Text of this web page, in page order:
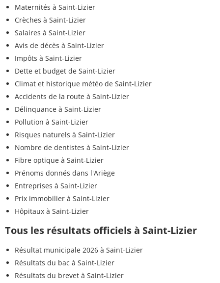
Maternités à Saint-Lizier
Crèches à Saint-Lizier
Salaires à Saint-Lizier
Avis de décès à Saint-Lizier
Impôts à Saint-Lizier
Dette et budget de Saint-Lizier
Climat et historique météo de Saint-Lizier
Accidents de la route à Saint-Lizier
Délinquance à Saint-Lizier
Pollution à Saint-Lizier
Risques naturels à Saint-Lizier
Nombre de dentistes à Saint-Lizier
Fibre optique à Saint-Lizier
Prénoms donnés dans l'Ariège
Entreprises à Saint-Lizier
Prix immobilier à Saint-Lizier
Hôpitaux à Saint-Lizier
Tous les résultats officiels à Saint-Lizier
Résultat municipale 2026 à Saint-Lizier
Résultats du bac à Saint-Lizier
Résultats du brevet à Saint-Lizier